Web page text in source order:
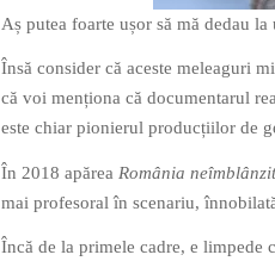
Aș putea foarte ușor să mă dedau
Însă consider că aceste meleaguri
că voi menționa că documentarul
este chiar pionierul producțiilor de
În 2018 apărea România
mai profesoral în scenariu,
Încă de la primele cadre, e limpede